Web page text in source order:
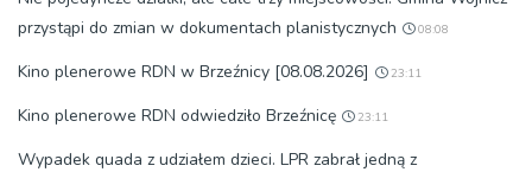
przystąpi do zmian w dokumentach planistycznych
08:08
Kino plenerowe RDN w Brzeźnicy [08.08.2026] 23:11
Kino plenerowe RDN odwiedziło Brzeźnicę 23:11
Wypadek quada z udziałem dzieci. LPR zabrał jedną z